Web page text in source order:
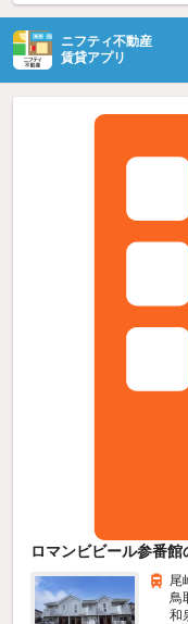
ニフティ不動産
賃貸アプリ
ロマンビビール参番館
尾
鳥
和